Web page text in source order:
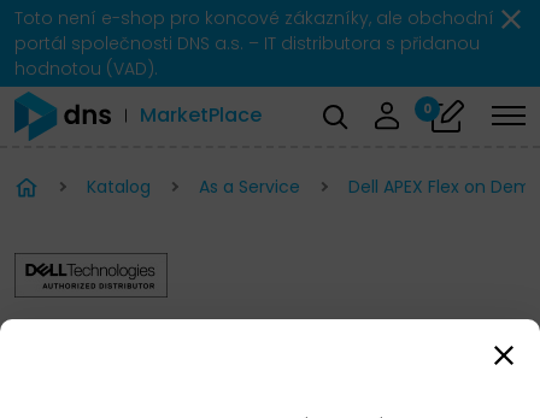
Toto není e-shop pro koncové zákazníky, ale obchodní
portál společnosti DNS a.s. – IT distributora s přidanou
hodnotou (VAD).
MarketPlace 0
Katalog As a Service Dell APEX Flex on